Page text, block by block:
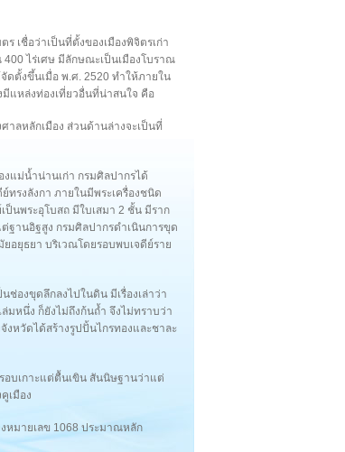
เชื่อว่าเป็นที่ตั้งของเมืองพิจิตรเก่า
ไร่เศษ มีลักษณะเป็นเมืองโบราณ
ดตั้งขึ้นเมื่อ พ.ศ. 2520 ทำให้ภายใน
แหล่งท่องเที่ยวอื่นที่น่าสนใจ คือ
าลหลักเมือง ส่วนด้านล่างจะเป็นที่
งแม่น้ำน่านเก่า กรมศิลปากรได้
ทรงลังกา ภายในมีพระเครื่องชนิด
ป็นพระอุโบสถ มีใบเสมา 2 ชั้น มีราก
ฐานอิฐสูง กรมศิลปากรดำเนินการขุด
อยุธยา บริเวณโดยรอบพบเจดีย์ราย
องขุดลึกลงไปในดิน มีเรื่องเล่าว่า
มหนึ่ง ก็ยังไม่ถึงก้นถ้ำ จึงไม่ทราบว่า
หวัดได้สร้างรูปปั้นไกรทองและชาละ
อบเกาะแต่ตื้นเขิน สันนิษฐานว่าแต่
เมือง
หมายเลข 1068 ประมาณหลัก